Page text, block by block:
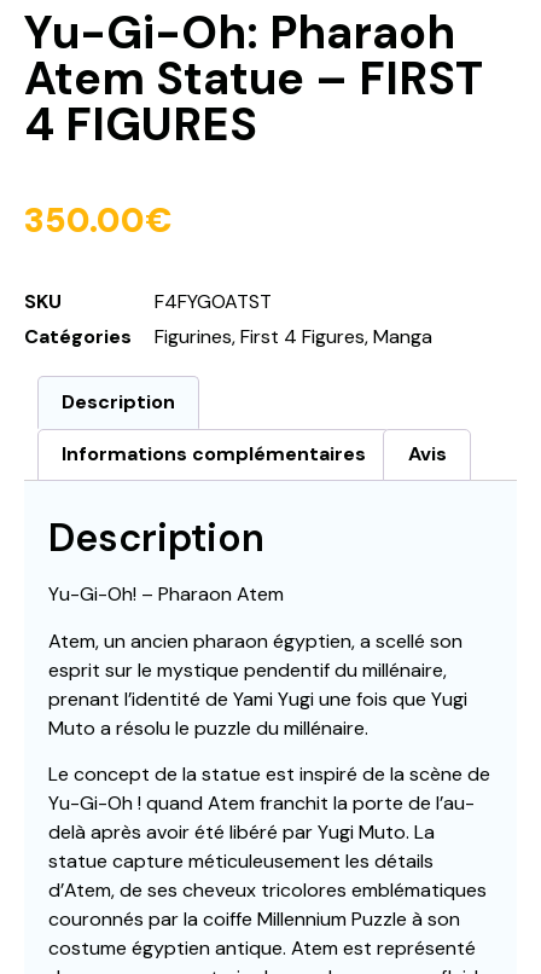
Yu-Gi-Oh: Pharaoh
Atem Statue – FIRST
4 FIGURES
350.00€
SKU
F4FYGOATST
Catégories
Figurines,First 4 Figures,Manga
Description
Informations complémentaires Avis
Description
Yu-Gi-Oh! – Pharaon Atem
Atem, un ancien pharaon égyptien, a scellé son
esprit sur le mystique pendentif du millénaire,
prenant l’identité de Yami Yugi une fois que Yugi
Muto a résolu le puzzle du millénaire.
Le concept de la statue est inspiré de la scène de
Yu-Gi-Oh ! quand Atem franchit la porte de l’au-
delà après avoir été libéré par Yugi Muto. La
statue capture méticuleusement les détails
d’Atem, de ses cheveux tricolores emblématiques
couronnés par la coiffe Millennium Puzzle à son
costume égyptien antique. Atem est représenté